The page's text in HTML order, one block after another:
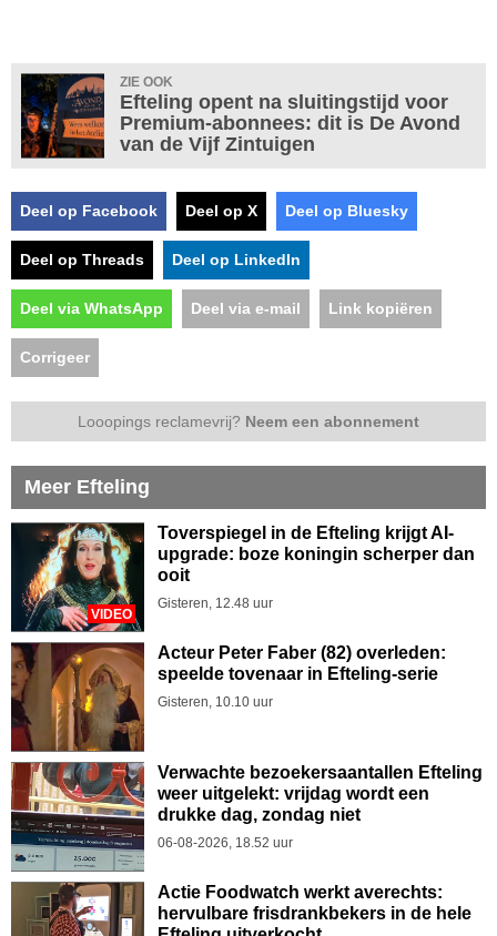
ZIE OOK
Efteling opent na sluitingstijd voor
Premium-abonnees: dit is De Avond
van de Vijf Zintuigen
Deel op Facebook Deel op X Deel op Bluesky
Deel op Threads Deel op LinkedIn
Deel via WhatsApp Deel via e-mail Link kopiëren
Corrigeer
Looopings reclamevrij? Neem een abonnement
Meer Efteling
VIDEO
Toverspiegel in de Efteling krijgt AI-
upgrade: boze koningin scherper dan
ooit
Gisteren, 12.48 uur
Acteur Peter Faber (82) overleden:
speelde tovenaar in Efteling-serie
Gisteren, 10.10 uur
Verwachte bezoekersaantallen Efteling
weer uitgelekt: vrijdag wordt een
drukke dag, zondag niet
06-08-2026, 18.52 uur
Actie Foodwatch werkt averechts:
hervulbare frisdrankbekers in de hele